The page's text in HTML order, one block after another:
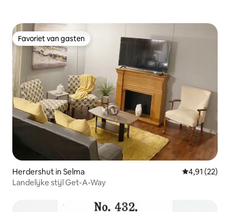
Favoriet van gasten
Favoriet van gasten
Herdershut in Selma Gemiddelde
4,91 (22)
Landelijke stijl Get-A-Way